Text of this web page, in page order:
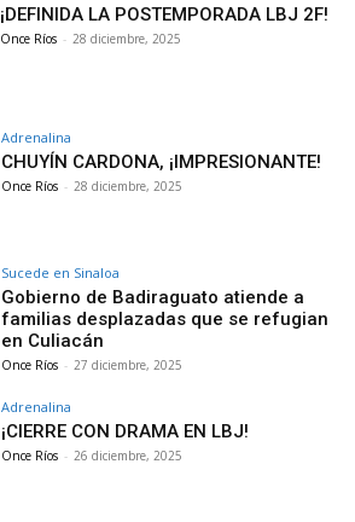
¡DEFINIDA LA POSTEMPORADA LBJ 2F!
Once Ríos - 28 diciembre, 2025
Adrenalina
CHUYÍN CARDONA, ¡IMPRESIONANTE!
Once Ríos - 28 diciembre, 2025
Sucede en Sinaloa
Gobierno de Badiraguato atiende a
familias desplazadas que se refugian
en Culiacán
Once Ríos - 27 diciembre, 2025
Adrenalina
¡CIERRE CON DRAMA EN LBJ!
Once Ríos - 26 diciembre, 2025